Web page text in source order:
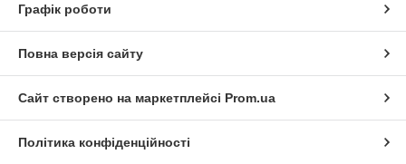
Графік роботи
Повна версія сайту
Сайт створено на маркетплейсі Prom.ua
Політика конфіденційності